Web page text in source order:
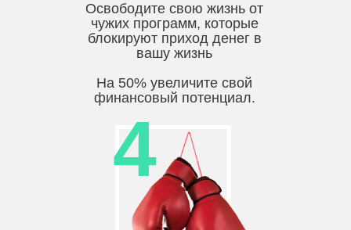
Освободите свою жизнь от
чужих программ, которые
блокируют приход денег в
вашу жизнь
На 50% увеличите свой
финансовый потенциал.
4